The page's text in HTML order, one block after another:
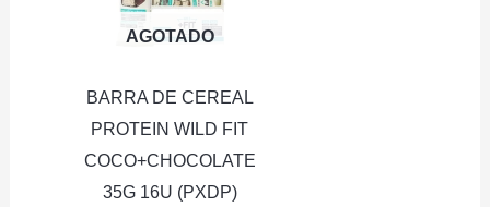
cantidad
AGOTADO
BARRA DE CEREAL
PROTEIN WILD FIT
COCO+CHOCOLATE
35G 16U (PXDP)